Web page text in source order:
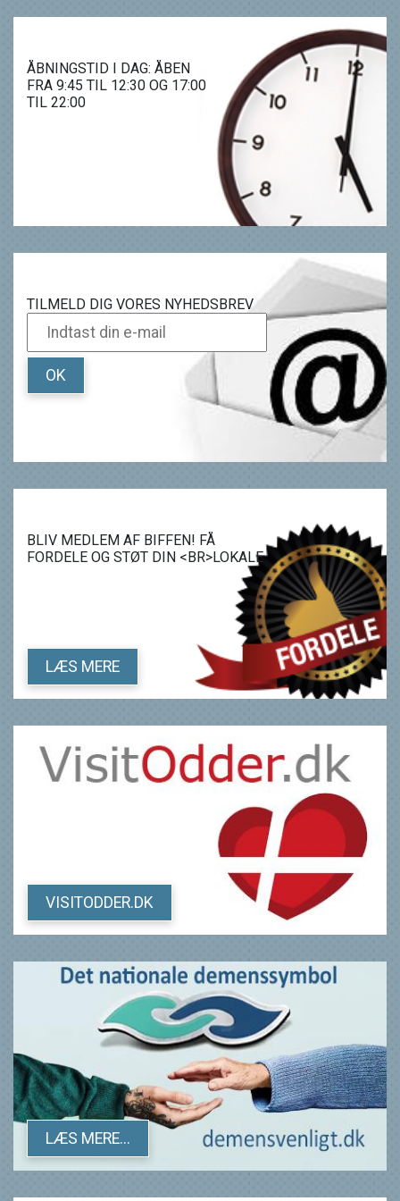
ÅBNINGSTID I DAG: ÅBEN
FRA 9:45 TIL 12:30 OG 17:00
TIL 22:00
TILMELD DIG VORES NYHEDSBREV
OK
BLIV MEDLEM AF BIFFEN! FÅ
FORDELE OG STØT DIN <BR>LOKALE
LÆS MERE
VISITODDER.DK
LÆS MERE...